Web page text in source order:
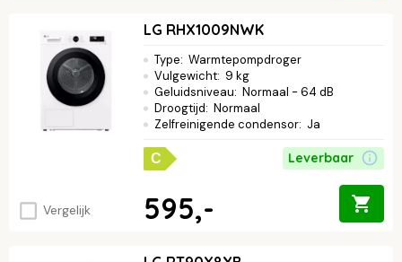
Vergelijk
LG RHX1009NWK
Type: Warmtepompdroger
Vulgewicht: 9 kg
Geluidsniveau: Normaal - 64 dB
Droogtijd: Normaal
Zelfreinigende condensor: Ja
C Leverbaar
595,-